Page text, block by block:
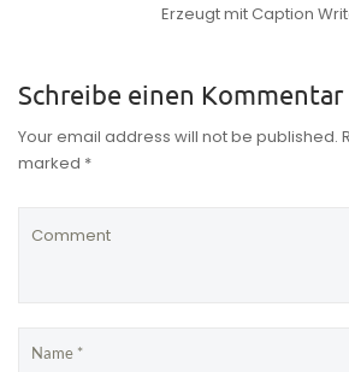
Erzeugt mit Caption
Schreibe einen Kommentar
Your email address will not be published.
marked *